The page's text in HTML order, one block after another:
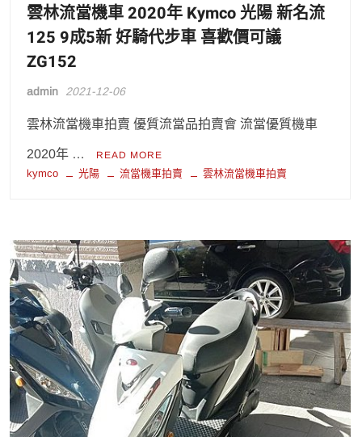
雲林流當機車 2020年 Kymco 光陽 新名流
125 9成5新 好騎代步車 喜歡價可議
ZG152
admin 2021-12-06
雲林流當機車拍賣 優質流當品拍賣會 流當優質機車
2020年 … READ MORE
kymco 光陽 流當機車拍賣 雲林流當機車拍賣